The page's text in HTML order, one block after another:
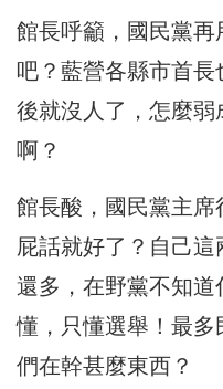
館長呼籲，國民黨
吧？藍營各縣市首
後就沒人了，怎麼
啊？
館長酸，國民黨主席
屁話就好了？自己
還多，在野黨不知
懂，只懂選舉！最
們在幹甚麼東西？